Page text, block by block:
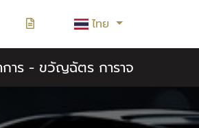
ไทย
าร - ขวัญฉัตร การาจ